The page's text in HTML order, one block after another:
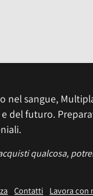
nel sangue,
futuro.
qualcosa,
Contatti Lavora con